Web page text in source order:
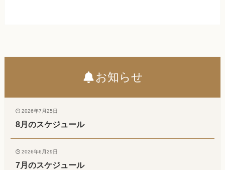
お知らせ
2026年7月25日
8月のスケジュール
2026年6月29日
7月のスケジュール